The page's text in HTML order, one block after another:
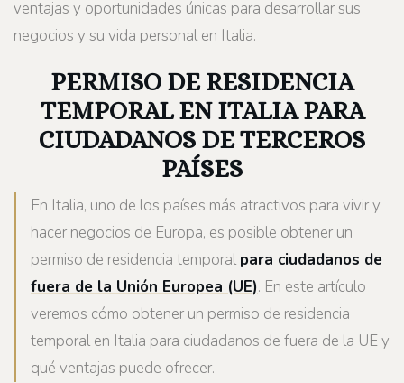
ventajas y oportunidades únicas para desarrollar sus
negocios y su vida personal en Italia.
PERMISO DE RESIDENCIA
TEMPORAL EN ITALIA PARA
CIUDADANOS DE TERCEROS
PAÍSES
En Italia, uno de los países más atractivos para vivir y
hacer negocios de Europa, es posible obtener un
permiso de residencia temporal para ciudadanos de
fuera de la Unión Europea (UE). En este artículo
veremos cómo obtener un permiso de residencia
temporal en Italia para ciudadanos de fuera de la UE y
qué ventajas puede ofrecer.